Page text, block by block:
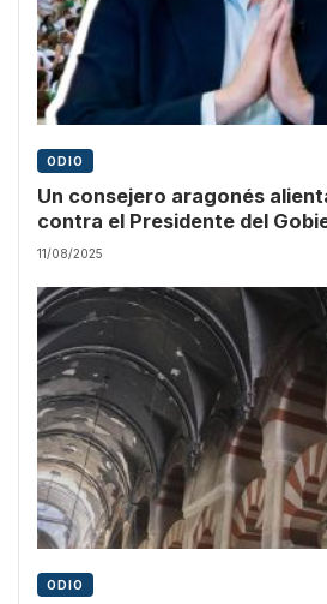
ODIO
Un consejero aragonés
contra el Presidente del
pregón
11/08/2025
ODIO